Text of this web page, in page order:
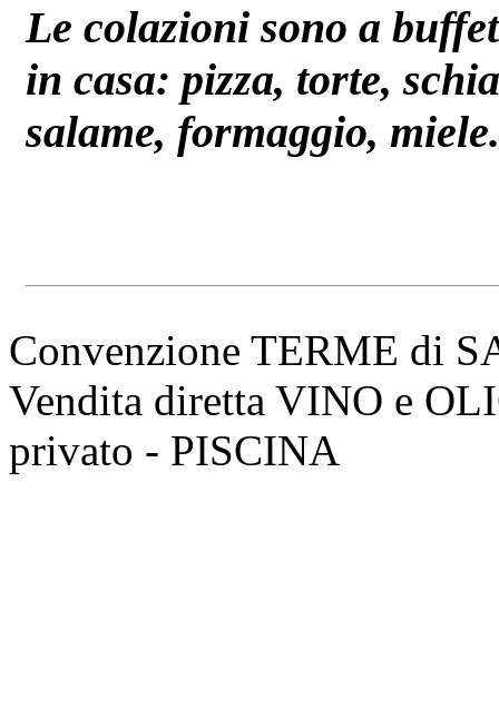
Le colazioni sono a
in casa: pizza, torte,
salame, formaggio,
Convenzione TERME di
Vendita diretta VINO e
privato - PISCINA